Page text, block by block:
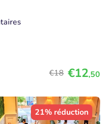
€18 €12,50
21% réduction